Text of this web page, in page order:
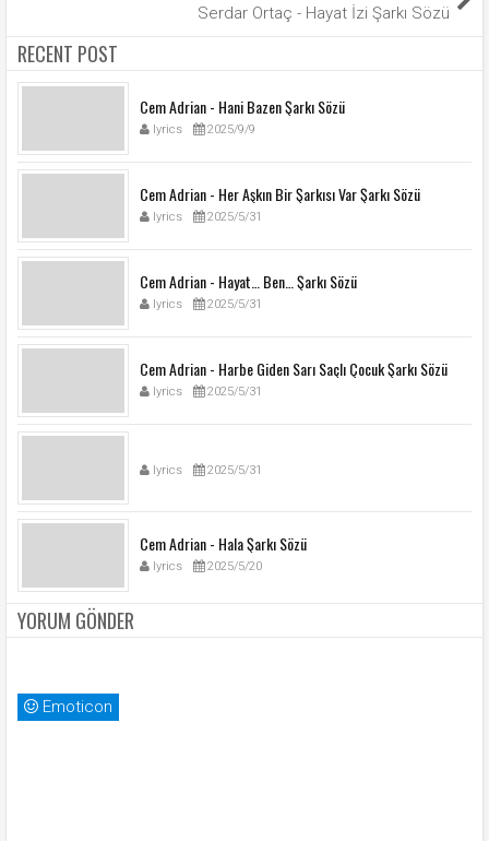
Serdar Ortaç - Hayat İzi Şarkı Sözü
RECENT POST
Cem Adrian - Hani Bazen Şarkı Sözü
lyrics 2025/9/9
Cem Adrian - Her Aşkın Bir Şarkısı Var Şarkı Sözü
lyrics 2025/5/31
Cem Adrian - Hayat… Ben… Şarkı Sözü
lyrics 2025/5/31
Cem Adrian - Harbe Giden Sarı Saçlı Çocuk Şarkı Sözü
lyrics 2025/5/31
lyrics 2025/5/31
Cem Adrian - Hala Şarkı Sözü
lyrics 2025/5/20
YORUM GÖNDER
Emoticon